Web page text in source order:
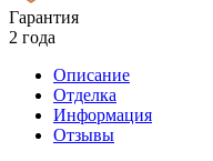
Гарантия
2 года
Описание
Отделка
Информация
Отзывы